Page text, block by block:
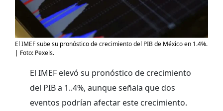
El IMEF sube su pronóstico de crecimiento del PIB de México en 1.4%.
| Foto: Pexels.
El IMEF elevó su pronóstico de crecimiento
del PIB a 1..4%, aunque señala que dos
eventos podrían afectar este crecimiento.